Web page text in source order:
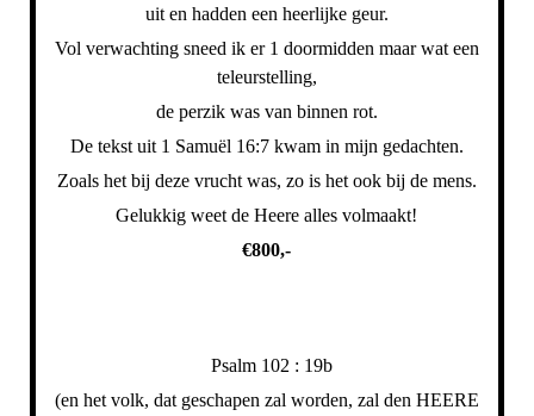
uit en hadden een heerlijke geur.
Vol verwachting sneed ik er 1 doormidden maar wat een
teleurstelling,
de perzik was van binnen rot.
De tekst uit 1 Samuël 16:7 kwam in mijn gedachten.
Zoals het bij deze vrucht was, zo is het ook bij de mens.
Gelukkig weet de Heere alles volmaakt!
€800,-
Psalm 102 : 19b
(en het volk, dat geschapen zal worden, zal den HEERE